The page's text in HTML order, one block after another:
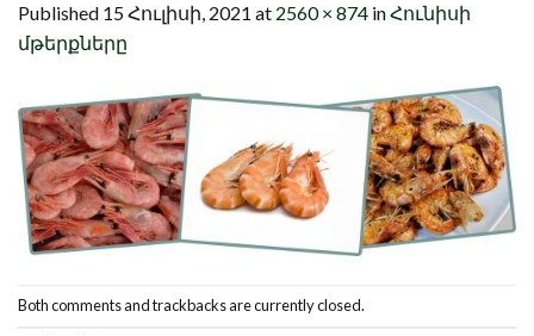
Published 15 Հուլիսի, 2021 at 2560 × 874 inՀունիսի
մթերքները
Both comments and trackbacks are currently closed.